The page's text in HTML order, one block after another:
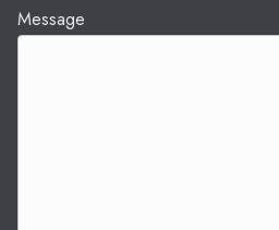
Message